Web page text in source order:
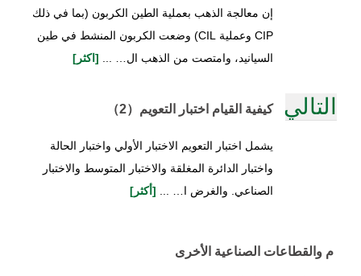
إن معالجة الذهب بعملية الطين الكربون (بما في ذلك
CIP وعملية CIL) وضعت الكربون المنشط في طين
السيانيد، وامتصت من الذهب ال… ...
[اكثر]
التالي كيفية القيام اختبار التعويم（2）
يشمل اختبار التعويم الاختبار الأولي واختبار الحالة
واختبار الدائرة المغلقة والاختبار المتوسط والاختبار
الصناعي. والغرض ا… ...
[أكثر]
م والقطاعات الصناعية الأخرى